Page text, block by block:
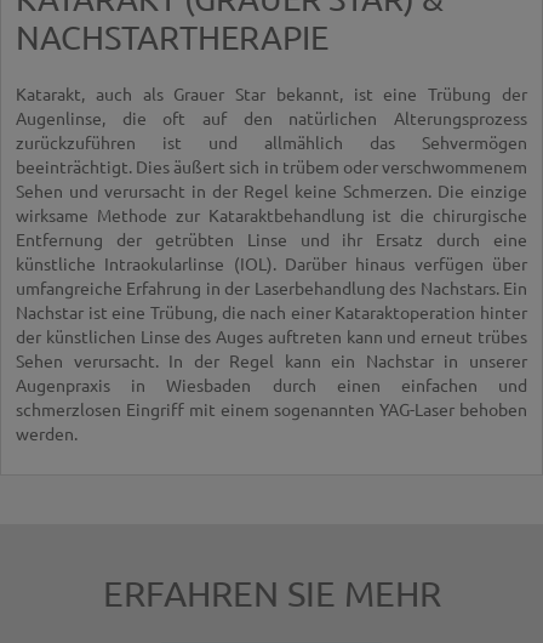
festlegen zu können (siehe dazu auch:
Glaukom (Grüner Star)). Neben der konservativen
von Medikamenten) bieten wir auch folgende moderne
Lasertherapien zur Behandlung des Glaukoms an:
NACHSTARTHERAPIE
Katarakt, auch als Grauer Star bekannt, ist eine Trübung der
Augenlinse, die oft auf den natürlichen Alterungsprozess
zurückzuführen ist und allmählich das Sehvermögen
beeinträchtigt. Dies äußert sich in trübem oder verschwommenem
Sehen und verursacht in der Regel keine Schmerzen. Die einzige
wirksame Methode zur Kataraktbehandlung ist die chirurgische
Entfernung der getrübten Linse und ihr Ersatz durch eine
künstliche Intraokularlinse (IOL). Darüber hinaus verfügen über
umfangreiche Erfahrung in der Laserbehandlung des Nachstars. Ein
Nachstar ist eine Trübung, die nach einer Kataraktoperation hinter
der künstlichen Linse des Auges auftreten kann und erneut trübes
Sehen verursacht. In der Regel kann ein Nachstar in unserer
Augenpraxis in Wiesbaden durch einen einfachen und
schmerzlosen Eingriff mit einem sogenannten YAG-Laser behoben
werden.
ERFAHREN SIE MEHR